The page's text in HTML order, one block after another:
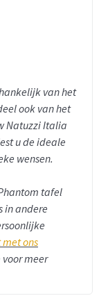
van het
ook van het
Natuzzi Italia
u de ideale
wensen.
tafel
in andere
ons
meer